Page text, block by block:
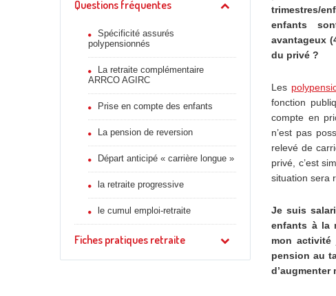
Questions fréquentes
Spécificité assurés
polypensionnés
La retraite complémentaire
ARRCO AGIRC
Prise en compte des enfants
La pension de reversion
Départ anticipé « carrière longue »
la retraite progressive
le cumul emploi-retraite
Fiches pratiques retraite
trimestres/
enfants
avantageux
du privé ?
Les
fonction
compte en
n’est pas
relevé de
privé, c’est
situation sera
Je suis
enfants à la
mon activité
pension au
d’augmenter